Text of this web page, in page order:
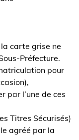
carte grise ne
Préfecture.
pour
par l’une de ces
Titres Sécurisés)
agréé par la